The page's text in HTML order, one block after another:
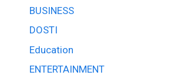
BUSINESS
DOSTI
Education
ENTERTAINMENT